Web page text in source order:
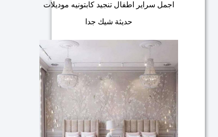
اجمل سراير اطفال تنجيد كابتونيه موديلات
حديثة شيك جدا